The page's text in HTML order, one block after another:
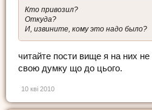
Кто привозил?
Откуда?
И, извините, кому это надо было?
читайте пости вище я на них не
свою думку що до цього.
10 кві 2010